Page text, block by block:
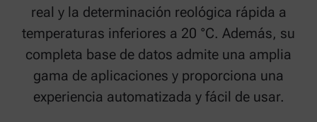
real y la determinación reológica rápida a
temperaturas inferiores a 20 °C. Además, su
completa base de datos admite una amplia
gama de aplicaciones y proporciona una
experiencia automatizada y fácil de usar.